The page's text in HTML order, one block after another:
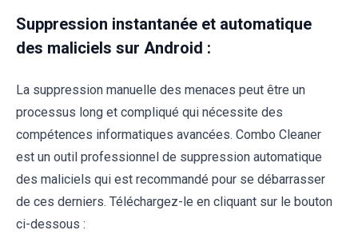
Suppression instantanée et automatique
des maliciels sur Android :
La suppression manuelle des menaces peut être un
processus long et compliqué qui nécessite des
compétences informatiques avancées. Combo Cleaner
est un outil professionnel de suppression automatique
des maliciels qui est recommandé pour se débarrasser
de ces derniers. Téléchargez-le en cliquant sur le bouton
ci-dessous :